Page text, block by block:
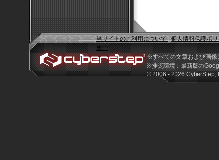
当サイトのご利用について|個人情報保護ポ
集中
※すべての文章および画像
※推奨環境：最新版の
© 2006 - 2026 CyberStep,